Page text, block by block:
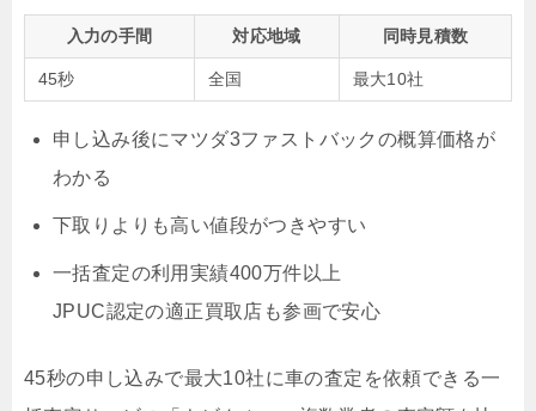
入力の手間 対応地域 同時見積数
45秒 全国 最大10社
申し込み後にマツダ3ファストバックの概算価格が
わかる
下取りよりも高い値段がつきやすい
一括査定の利用実績400万件以上
JPUC認定の適正買取店も参画で安心
45秒の申し込みで最大10社に車の査定を依頼できる一